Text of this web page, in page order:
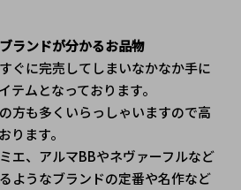
ランドが分かるお品物
ぐに完売してしまいなかなか手に
テムとなっております。
方も多くいらっしゃいますので高
ります。
エ、アルマBBやネヴァーフルなど
ようなブランドの定番や名作など